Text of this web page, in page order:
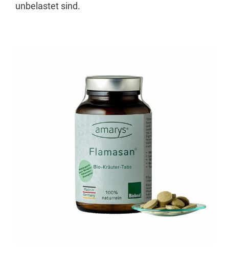
unbelastet sind.